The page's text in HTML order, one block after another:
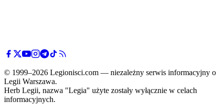
© 1999–2026 Legionisci.com — niezależny serwis informacyjny o
Legii Warszawa.
Herb Legii, nazwa "Legia" użyte zostały wyłącznie w celach
informacyjnych.